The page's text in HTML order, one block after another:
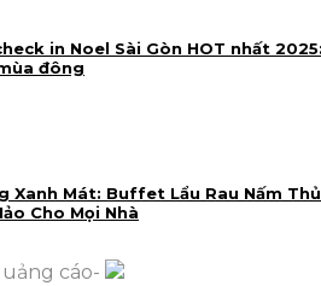
in Noel Sài Gòn HOT nhất
đông
Xanh Mát: Buffet Lẩu Rau Nấm Thủ
Cho Mọi Nhà
cáo-